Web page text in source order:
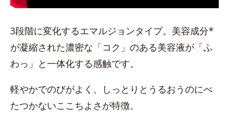
3段階に変化するエマルジョンタイプ。美容成分*
が凝縮された濃密な「コク」のある美容液が「ふ
わっ」と一体化する感触です。
軽やかでのびがよく、しっとりとうるおうのにべ
たつかないここちよさが特徴。